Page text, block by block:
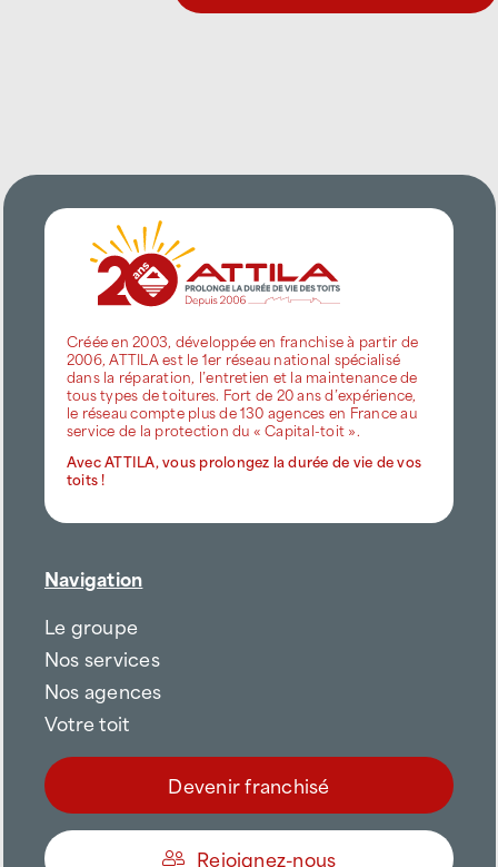
Créée en 2003, développée en franchise à partir de
2006, ATTILA est le 1er réseau national spécialisé
dans la réparation, l’entretien et la maintenance de
tous types de toitures. Fort de 20 ans d’expérience,
le réseau compte plus de 130 agences en France au
service de la protection du « Capital-toit ».
Avec ATTILA, vous prolongez la durée de vie de vos
toits !
Navigation
Le groupe
Nos services
Nos agences
Votre toit
Devenir franchisé
Rejoignez-nous